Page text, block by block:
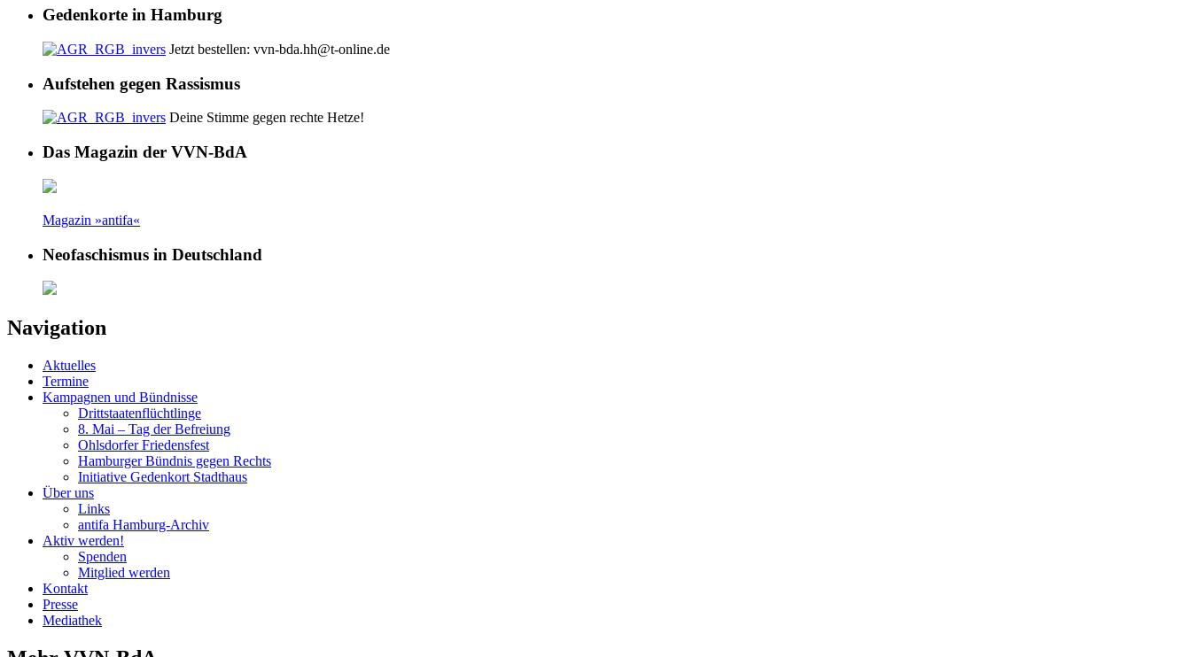
Gedenkorte in Hamburg
Jetzt bestellen: vvn-bda.hh@t-online.de
Aufstehen gegen Rassismus
Deine Stimme gegen rechte Hetze!
Das Magazin der VVN-BdA
Magazin »antifa«
Neofaschismus in Deutschland
Navigation
Aktuelles
Termine
Kampagnen und Bündnisse
Drittstaatenflüchtlinge
8. Mai – Tag der Befreiung
Ohlsdorfer Friedensfest
Hamburger Bündnis gegen Rechts
Initiative Gedenkort Stadthaus
Über uns
Links
antifa Hamburg-Archiv
Aktiv werden!
Spenden
Mitglied werden
Kontakt
Presse
Mediathek